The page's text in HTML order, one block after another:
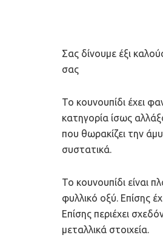
Σας δίνουμε έξι
σας
Το κουνουπίδι έχει
κατηγορία ίσως
που θωρακίζει την
συστατικά.
Το κουνουπίδι είναι
φυλλικό οξύ. Επίσης
Επίσης περιέχει
μεταλλικά στοιχεία.